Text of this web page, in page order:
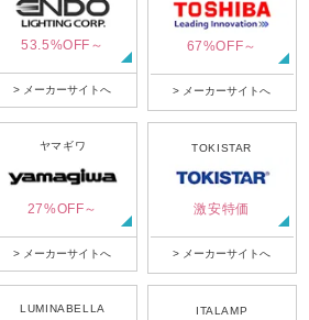
53.5%OFF～
> メーカーサイトへ
67%OFF～
> メーカーサイトへ
ヤマギワ
27%OFF～
> メーカーサイトへ
TOKISTAR
激安特価
> メーカーサイトへ
LUMINABELLA ITALAMP